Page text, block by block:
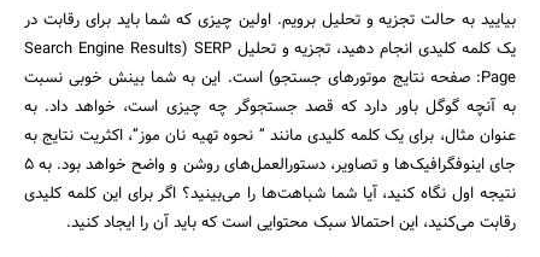
بیایید به حالت تجزیه و تحلیل برویم. اولین چیزی که شما باید برای رقابت در
یک کلمه کلیدی انجام دهید، تجزیه و تحلیل SERP (Search Engine Results
Page: صفحه نتایج موتورهای جستجو) است. این به شما بینش خوبی نسبت
به آنچه گوگل باور دارد که قصد جستجوگر چه چیزی است، خواهد داد. به
عنوان مثال، برای یک کلمه کلیدی مانند ” نحوه تهیه نان موز”، اکثریت نتایج به
جای اینوفگرافیک‌ها و تصاویر، دستورالعمل‌های روشن و واضح خواهد بود. به ۵
نتیجه اول نگاه کنید، آیا شما شباهت‌ها را می‌بینید؟ اگر برای این کلمه کلیدی
رقابت می‌کنید، این احتمالا سبک محتوایی است که باید آن را ایجاد کنید.